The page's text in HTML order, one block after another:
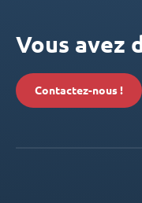
Vous avez
Contactez-nous !